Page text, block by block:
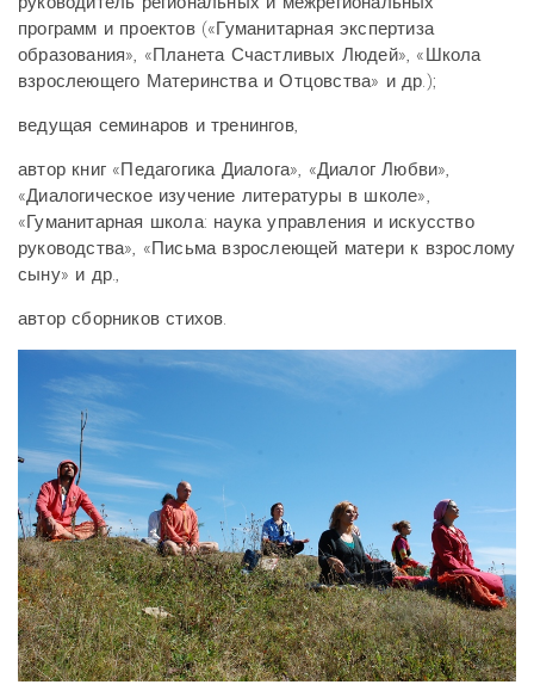
программ и проектов («Гуманитарная экспертиза
образования», «Планета Счастливых Людей», «Школа
взрослеющего Материнства и Отцовства» и др.);
ведущая семинаров и тренингов,
автор книг «Педагогика Диалога», «Диалог Любви»,
«Диалогическое изучение литературы в школе»,
«Гуманитарная школа: наука управления и искусство
руководства», «Письма взрослеющей матери к взрослому
сыну» и др.,
автор сборников стихов.